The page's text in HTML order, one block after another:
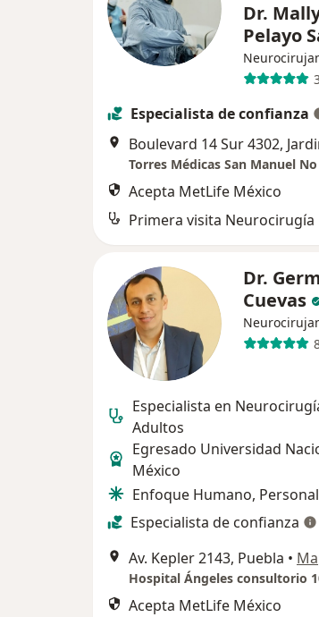
Dr.
Pelayo
Especialista de confianza
Torres Médicas San Manuel
Acepta MetLife México
Primera visita Neurocirugía
Dr.
Cuevas
Especialista en
Adultos
Egresado Universidad
México
Enfoque Humano,
Especialista de confianza
Av. Kepler 2143, Puebla •
Hospital Ángeles consultorio
Acepta MetLife México